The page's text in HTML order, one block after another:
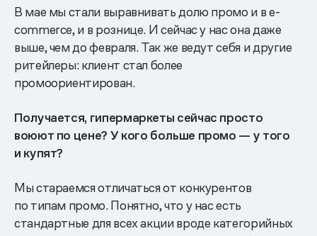
В мае мы стали выравнивать долю промо и в e-
commerce, и в рознице. И сейчас у нас она даже
выше, чем до февраля. Так же ведут себя и другие
ритейлеры: клиент стал более
промоориентирован.
Получается, гипермаркеты сейчас просто
воюют по цене? У кого больше промо — у того
и купят?
Мы стараемся отличаться от конкурентов
по типам промо. Понятно, что у нас есть
стандартные для всех акции вроде категорийных